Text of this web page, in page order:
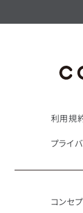
利用規
プライ
コンセ